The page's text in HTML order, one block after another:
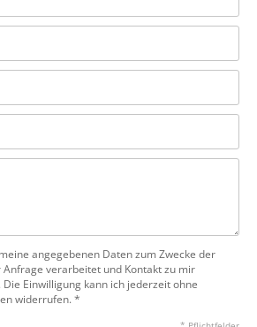
angegebenen Daten zum Zwecke der
verarbeitet und Kontakt zu mir
Einwilligung kann ich jederzeit ohne
widerrufen. *